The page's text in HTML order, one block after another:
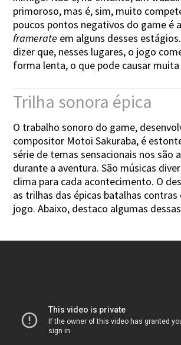
primoroso, mas é, sim, muito
poucos pontos negativos do game é
framerate em alguns desses
dizer que, nesses lugares, o jogo
forma lenta, o que pode causar
Trilha sonora épica
O trabalho sonoro do game,
compositor Motoi Sakuraba, é
série de temas sensacionais nos são
durante a aventura. São músicas
clima para cada acontecimento. O
as trilhas das épicas batalhas contras
jogo. Abaixo, destaco algumas